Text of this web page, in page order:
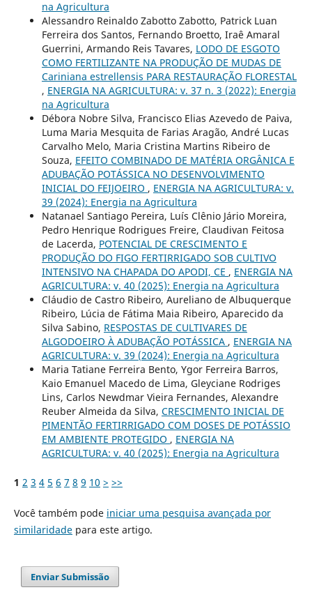
na Agricultura
Alessandro Reinaldo Zabotto Zabotto, Patrick Luan
Ferreira dos Santos, Fernando Broetto, Iraê Amaral
Guerrini, Armando Reis Tavares, LODO DE ESGOTO
COMO FERTILIZANTE NA PRODUÇÃO DE MUDAS DE
Cariniana estrellensis PARA RESTAURAÇÃO FLORESTAL
, ENERGIA NA AGRICULTURA: v. 37 n. 3 (2022): Energia
na Agricultura
Débora Nobre Silva, Francisco Elias Azevedo de Paiva,
Luma Maria Mesquita de Farias Aragão, André Lucas
Carvalho Melo, Maria Cristina Martins Ribeiro de
Souza, EFEITO COMBINADO DE MATÉRIA ORGÂNICA E
ADUBAÇÃO POTÁSSICA NO DESENVOLVIMENTO
INICIAL DO FEIJOEIRO , ENERGIA NA AGRICULTURA: v.
39 (2024): Energia na Agricultura
Natanael Santiago Pereira, Luís Clênio Jário Moreira,
Pedro Henrique Rodrigues Freire, Claudivan Feitosa
de Lacerda, POTENCIAL DE CRESCIMENTO E
PRODUÇÃO DO FIGO FERTIRRIGADO SOB CULTIVO
INTENSIVO NA CHAPADA DO APODI, CE , ENERGIA NA
AGRICULTURA: v. 40 (2025): Energia na Agricultura
Cláudio de Castro Ribeiro, Aureliano de Albuquerque
Ribeiro, Lúcia de Fátima Maia Ribeiro, Aparecido da
Silva Sabino, RESPOSTAS DE CULTIVARES DE
ALGODOEIRO À ADUBAÇÃO POTÁSSICA , ENERGIA NA
AGRICULTURA: v. 39 (2024): Energia na Agricultura
Maria Tatiane Ferreira Bento, Ygor Ferreira Barros,
Kaio Emanuel Macedo de Lima, Gleyciane Rodriges
Lins, Carlos Newdmar Vieira Fernandes, Alexandre
Reuber Almeida da Silva, CRESCIMENTO INICIAL DE
PIMENTÃO FERTIRRIGADO COM DOSES DE POTÁSSIO
EM AMBIENTE PROTEGIDO , ENERGIA NA
AGRICULTURA: v. 40 (2025): Energia na Agricultura
1 2 3 4 5 6 7 8 9 10 > >>
Você também pode iniciar uma pesquisa avançada por
similaridadepara este artigo.
Enviar Submissão